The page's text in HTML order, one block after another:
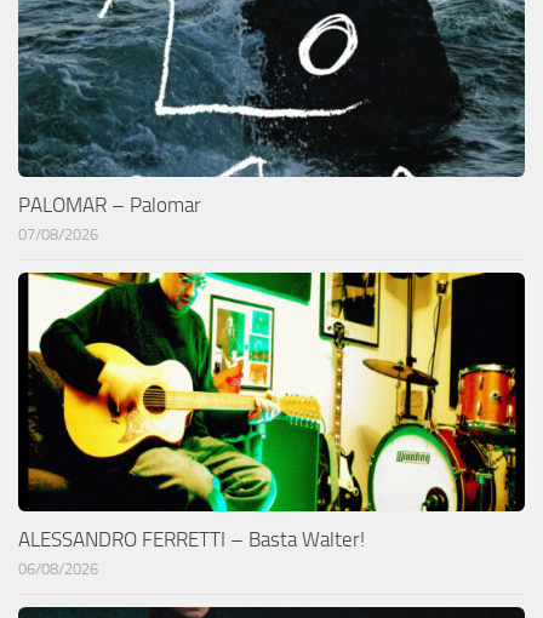
PALOMAR – Palomar
07/08/2026
ALESSANDRO FERRETTI – Basta Walter!
06/08/2026